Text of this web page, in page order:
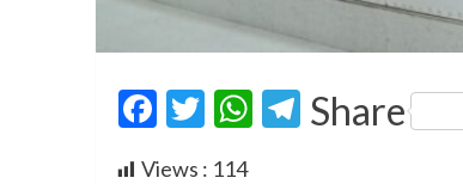
Facebook
Twitter
WhatsApp
Telegram
Share
Views : 114